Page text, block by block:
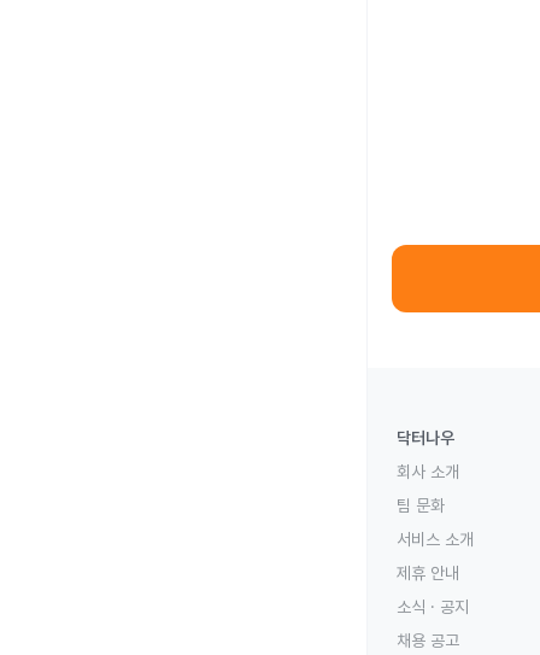
닥터나우
회사 소개
팀 문화
서비스 소개
제휴 안내
소식 · 공지
채용 공고